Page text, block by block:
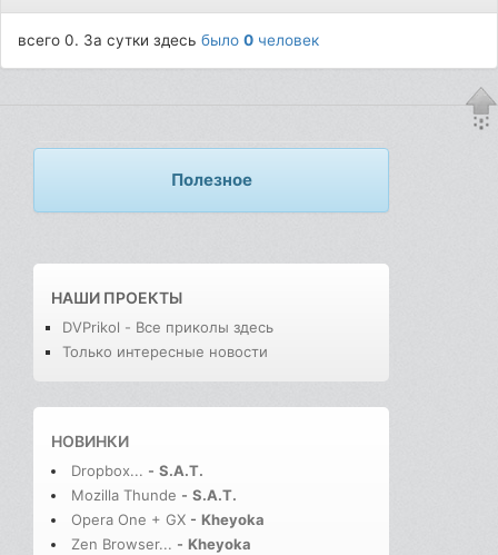
всего 0. За сутки здесьбыло0 человек
Полезное
НАШИ ПРОЕКТЫ
DVPrikol - Все приколы здесь
Только интересные новости
НОВИНКИ
Dropbox... - S.A.T.
Mozilla Thunde - S.A.T.
Opera One + GX - Kheyoka
Zen Browser... - Kheyoka